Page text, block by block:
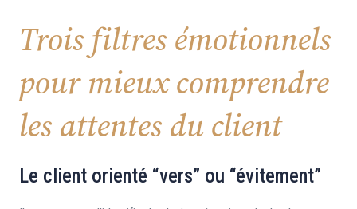
Trois filtres émotionnels
pour mieux comprendre
les attentes du client
Le client orienté “vers” ou “évitement”